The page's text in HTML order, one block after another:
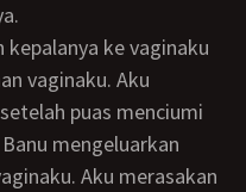
vaginaku. Aku
puas menciumi
mengeluarkan
Aku merasakan